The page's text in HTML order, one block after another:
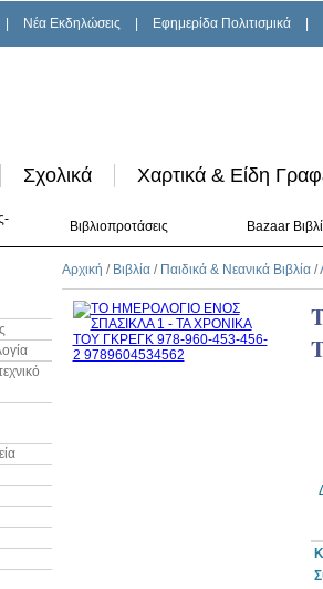
Νέα Εκδηλώσεις Εφημερίδα Πολιτισμικά
Σχολικά Χαρτικά & Είδη
Βιβλιοπροτάσεις Bazaar
Αρχική / Βιβλία / Παιδικά & Νεανικά Βιβλία /